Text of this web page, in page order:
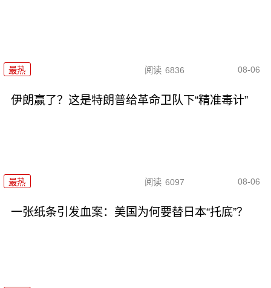
最热 阅读 6836 08-06
伊朗赢了？这是特朗普给革命卫队下“精准毒计”
最热 阅读 6097 08-06
一张纸条引发血案：美国为何要替日本“托底”？